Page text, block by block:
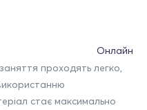
Онлайн
проходять легко,
стає максимально